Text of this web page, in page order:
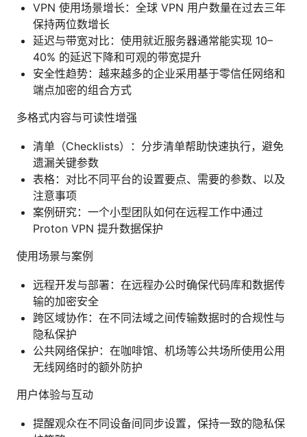
VPN 使用场景增长：全球 VPN 用户数量在过去三年
保持两位数增长
延迟与带宽对比：使用就近服务器通常能实现 10–
40% 的延迟下降和可观的带宽提升
安全性趋势：越来越多的企业采用基于零信任网络和
端点加密的组合方式
多格式内容与可读性增强
清单（Checklists）：分步清单帮助快速执行，避免
遗漏关键参数
表格：对比不同平台的设置要点、需要的参数、以及
注意事项
案例研究：一个小型团队如何在远程工作中通过
Proton VPN 提升数据保护
使用场景与案例
远程开发与部署：在远程办公时确保代码库和数据传
输的加密安全
跨区域协作：在不同法域之间传输数据时的合规性与
隐私保护
公共网络保护：在咖啡馆、机场等公共场所使用公用
无线网络时的额外防护
用户体验与互动
提醒观众在不同设备间同步设置，保持一致的隐私保